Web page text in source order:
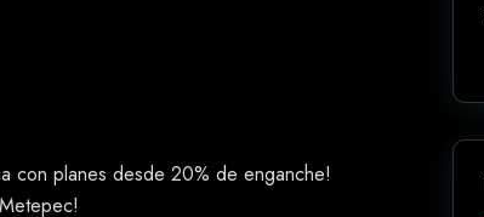
con planes desde 20% de enganche!